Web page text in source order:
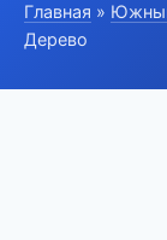
Главная »
Дерево